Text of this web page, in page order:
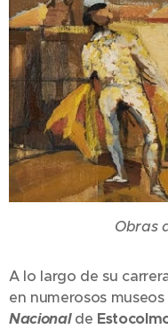
Obras
A lo largo de su
en numerosos
Nacional de